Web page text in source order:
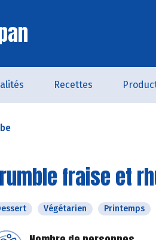
Recettes
fraise et
Végétarien Printemps